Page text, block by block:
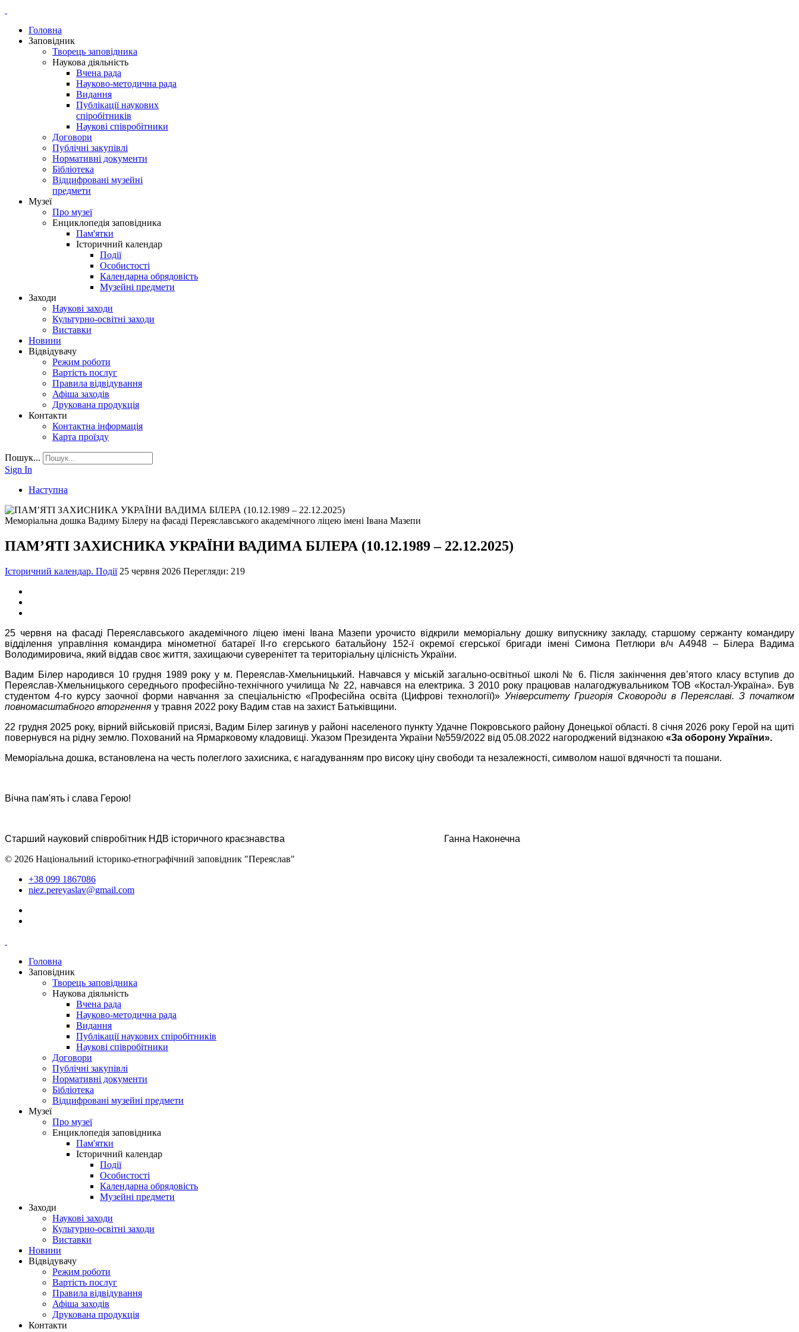
Головна
Заповідник
Творець заповідника
Наукова діяльність
Вчена рада
Науково-методична рада
Видання
Публікації наукових
спіробітників
Наукові співробітники
Договори
Публічні закупівлі
Нормативні документи
Бібліотека
Відцифровані музейні
предмети
Музеї
Про музеї
Енциклопедія заповідника
Пам'ятки
Історичний календар
Події
Особистості
Календарна обрядовість
Музейні предмети
Заходи
Наукові заходи
Культурно-освітні заходи
Виставки
Новини
Відвідувачу
Режим роботи
Вартість послуг
Правила відвідування
Афіша заходів
Друкована продукція
Контакти
Контактна інформація
Карта проїзду
Пошук...
Sign In
Наступна
Меморіальна дошка Вадиму Білеру на фасаді Переяславського академічного ліцею імені Івана Мазепи
ПАМ’ЯТІ ЗАХИСНИКА УКРАЇНИ ВАДИМА БІЛЕРА (10.12.1989 – 22.12.2025)
Історичний календар. Події 25 червня 2026 Перегляди: 219
25 червня на фасаді Переяславського академічного ліцею імені Івана Мазепи урочисто відкрили меморіальну дошку випускнику закладу, старшому сержанту командиру
відділення управління командира мінометної батареї ІІ-го єгерського батальйону 152-ї окремої єгерської бригади імені Симона Петлюри в/ч А4948 – Білера Вадима
Володимировича, який віддав своє життя, захищаючи суверенітет та територіальну цілісність України.
Вадим Білер народився 10 грудня 1989 року у м. Переяслав-Хмельницький. Навчався у міській загально-освітньої школі № 6. Після закінчення дев’ятого класу вступив до
Переяслав-Хмельницького середнього професійно-технічного училища № 22, навчався на електрика. З 2010 року працював налагоджувальником ТОВ «Костал-Україна». Був
студентом 4-го курсу заочної форми навчання за спеціальністю «Професійна освіта (Цифрові технології)»Університету Григорія Сковороди в Переяславі. З початком
повномасштабного вторгнення у травня 2022 року Вадим став на захист Батьківщини.
22 грудня 2025 року, вірний військовій присязі, Вадим Білер загинув у районі населеного пункту Удачне Покровського району Донецької області. 8 січня 2026 року Герой на щиті
повернувся на рідну землю. Похований на Ярмарковому кладовищі. Указом Президента України №559/2022 від 05.08.2022 нагороджений відзнакою «За оборону України».
Меморіальна дошка, встановлена на честь полеглого захисника, є нагадуванням про високу ціну свободи та незалежності, символом нашої вдячності та пошани.
Вічна пам'ять і слава Герою!
Старший науковий співробітник НДВ історичного краєзнавства Ганна Наконечна
© 2026 Національний історико-етнографічний заповідник "Переяслав"
+38 099 1867086
niez.pereyaslav@gmail.com
Головна
Заповідник
Творець заповідника
Наукова діяльність
Вчена рада
Науково-методична рада
Видання
Публікації наукових спіробітників
Наукові співробітники
Договори
Публічні закупівлі
Нормативні документи
Бібліотека
Відцифровані музейні предмети
Музеї
Про музеї
Енциклопедія заповідника
Пам'ятки
Історичний календар
Події
Особистості
Календарна обрядовість
Музейні предмети
Заходи
Наукові заходи
Культурно-освітні заходи
Виставки
Новини
Відвідувачу
Режим роботи
Вартість послуг
Правила відвідування
Афіша заходів
Друкована продукція
Контакти